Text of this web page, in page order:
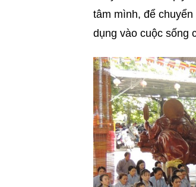
tâm mình, để
dụng vào cuộc sống